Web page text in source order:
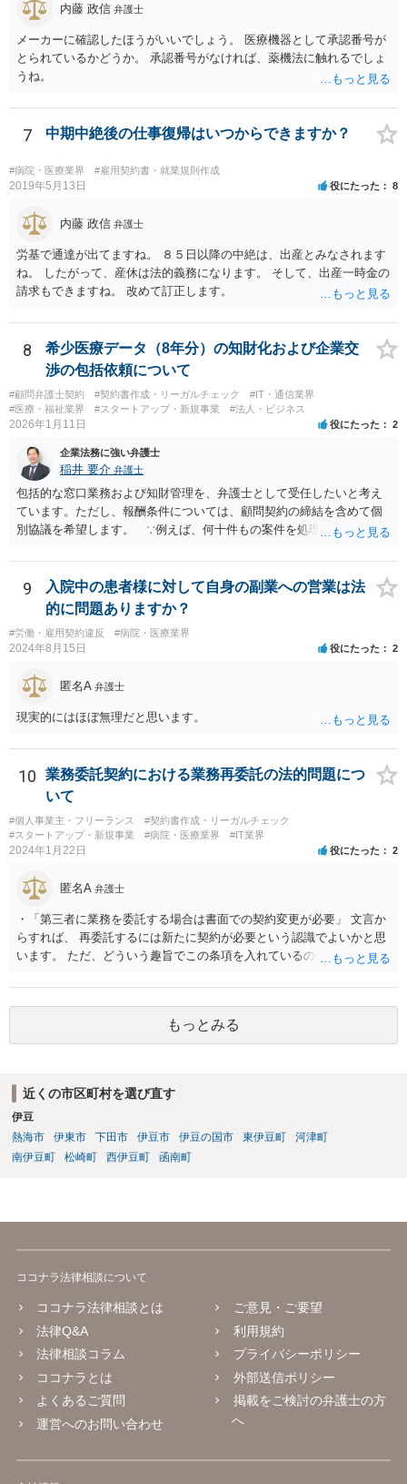
内藤 政信 弁護士
メーカーに確認したほうがいいでしょう。 医療機器として承認番号が
とられているかどうか。 承認番号がなければ、薬機法に触れるでしょ
うね。
7 中期中絶後の仕事復帰はいつからできますか？
#病院・医療業界 #雇用契約書・就業規則作成
2019年5月13日 役にたった 8
内藤 政信 弁護士
労基で通達が出てますね。 ８５日以降の中絶は、出産とみなされます
ね。 したがって、産休は法的義務になります。 そして、出産一時金の
請求もできますね。 改めて訂正します。
8
希少医療データ（8年分）の知財化および企業交
渉の包括依頼について
#顧問弁護士契約 #契約書作成・リーガルチェック
#IT・通信業界
#医療・福祉業界
#スタートアップ・新規事業 #法人・ビジネス
2026年1月11日 役にたった 2
企業法務に強い弁護士
稲井 要介 弁護士
包括的な窓口業務および知財管理を、弁護士として受任したいと考え
ています。ただし、報酬条件については、顧問契約の締結を含めて個
別協議を希望します。 ∵例えば、何十件もの案件を処理し、時間を
着手金33万円（税込）では割に合わないことになります。
9
入院中の患者様に対して自身の副業への営業は法
的に問題ありますか？
#労働・雇用契約違反 #病院・医療業界
2024年8月15日 役にたった 2
匿名A 弁護士
現実的にはほぼ無理だと思います。
10
業務委託契約における業務再委託の法的問題につ
いて
#個人事業主・フリーランス
#契約書作成・リーガルチェック
#スタートアップ・新規事業
#病院・医療業界 #IT業界
2024年1月22日 役にたった 2
匿名A 弁護士
・「第三者に業務を委託する場合は書面での契約変更が必要」 文言か
らすれば、 再委託するには新たに契約が必要という認識でよいかと思
います。 ただ、どういう趣旨でこの条項を入れているのかが少し気に
く目にします。 あえて契約変更という手続きを予定しているとなる
と、守秘条項との関係なのかもしれませんが、場合によっては、契約
条件（代金）の下方修正を考えてのものなのかという危惧はありま
す。
もっとみる
近くの市区町村を選び直す
伊豆
熱海市
伊東市 下田市 伊豆市 伊豆の国市 東伊豆町
河津町
南伊豆町
松崎町 西伊豆町 函南町
ココナラ法律相談について
ココナラ法律相談とは
法律Q&A
法律相談コラム
ココナラとは
よくあるご質問
運営へのお問い合わせ
ご意見・ご要望
利用規約
プライバシーポリシー
外部送信ポリシー
掲載をご検討の弁護士の方
へ